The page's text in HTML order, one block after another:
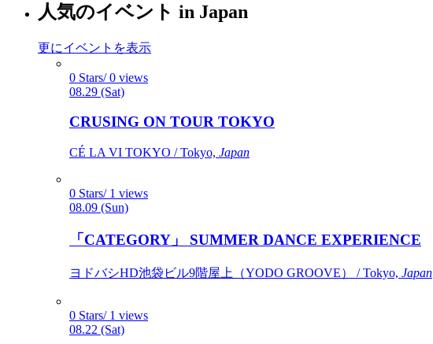
人気のイベント in Japan
更にイベントを表示
0 Stars/ 0 views
08.29 (Sat)
CRUSING ON TOUR TOKYO
CÉ LA VI TOKYO / Tokyo, Japan
0 Stars/ 1 views
08.09 (Sun)
「CATEGORY」 SUMMER DANCE EXPERIENCE
ヨドバシHD池袋ビル9階屋上（YODO GROOVE） / Tokyo, Japan
0 Stars/ 1 views
08.22 (Sat)